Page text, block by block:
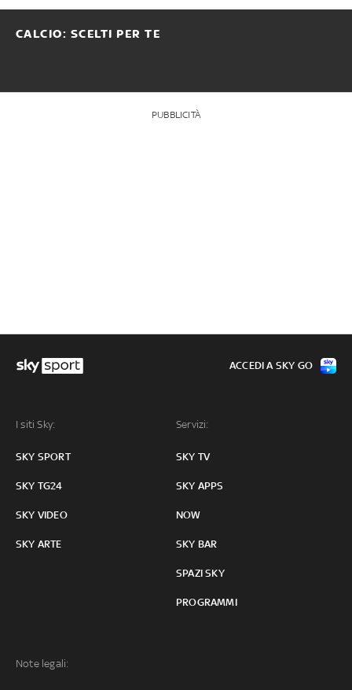
CALCIO: SCELTI PER TE
PUBBLICITÀ
I siti Sky:
SKY SPORT
SKY TG24
SKY VIDEO
SKY ARTE
Servizi:
SKY TV
SKY APPS
NOW
SKY BAR
SPAZI SKY
PROGRAMMI
Note legali:
ACCEDI A SKY GO